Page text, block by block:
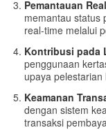
Pemantauan
memantau status
real-time melalui
Kontribusi pada
penggunaan
upaya pelestarian
Keamanan
dengan sistem
transaksi